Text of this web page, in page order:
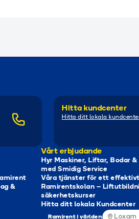
Hitta kundcenter
Hitta ditt lokala
&
Vårt erbjudande
Hyr Maskiner, Liftar, Bodar
med Smidig Service
Våra tjänster för ett
Ramirentskolan –
säkerhetskurser
Hitta ditt lokala Kundcenter
Ramirent i världen Loxam